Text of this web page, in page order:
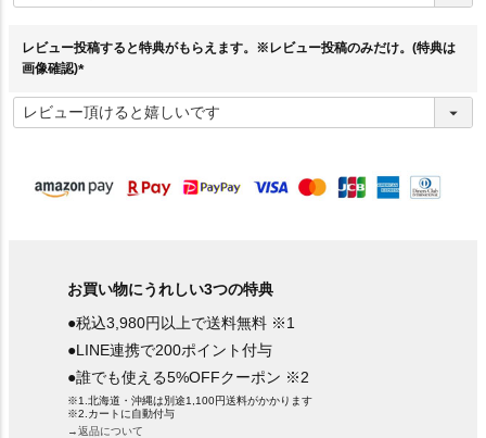
須
レビュー投稿すると特典がもらえます。※レビュー投稿のみだけ。(特典は
画像確認)
必
須
お買い物にうれしい3つの特典
●税込3,980円以上で送料無料 ※1
●LINE連携で200ポイント付与
●誰でも使える5%OFFクーポン ※2
※1.北海道・沖縄は別途1,100円送料がかかります
※2.カートに自動付与
→返品について